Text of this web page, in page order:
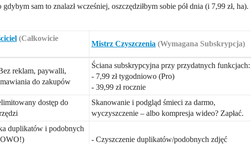
sam to znalazł wcześniej, oszczędziłbym sobie pół dnia (i 7,99 zł, ha).
(Całkowicie
Mistrz Czyszczenia (Wymagana Subskrypcja)
reklam, paywalli,
do zakupów
Ściana subskrypcyjna przy przydatnych funkcjach:
- 7,99 zł tygodniowo (Pro)
- 39,99 zł rocznie
dostęp do
Skanowanie i podgląd śmieci za darmo,
wyczyszczenie – albo kompresja wideo? Zapłać.
duplikatów i podobnych
- Czyszczenie duplikatów/podobnych zdjęć